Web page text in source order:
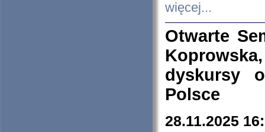
więcej...
Otwarte
dyskursy
Polsce
28.11.2025